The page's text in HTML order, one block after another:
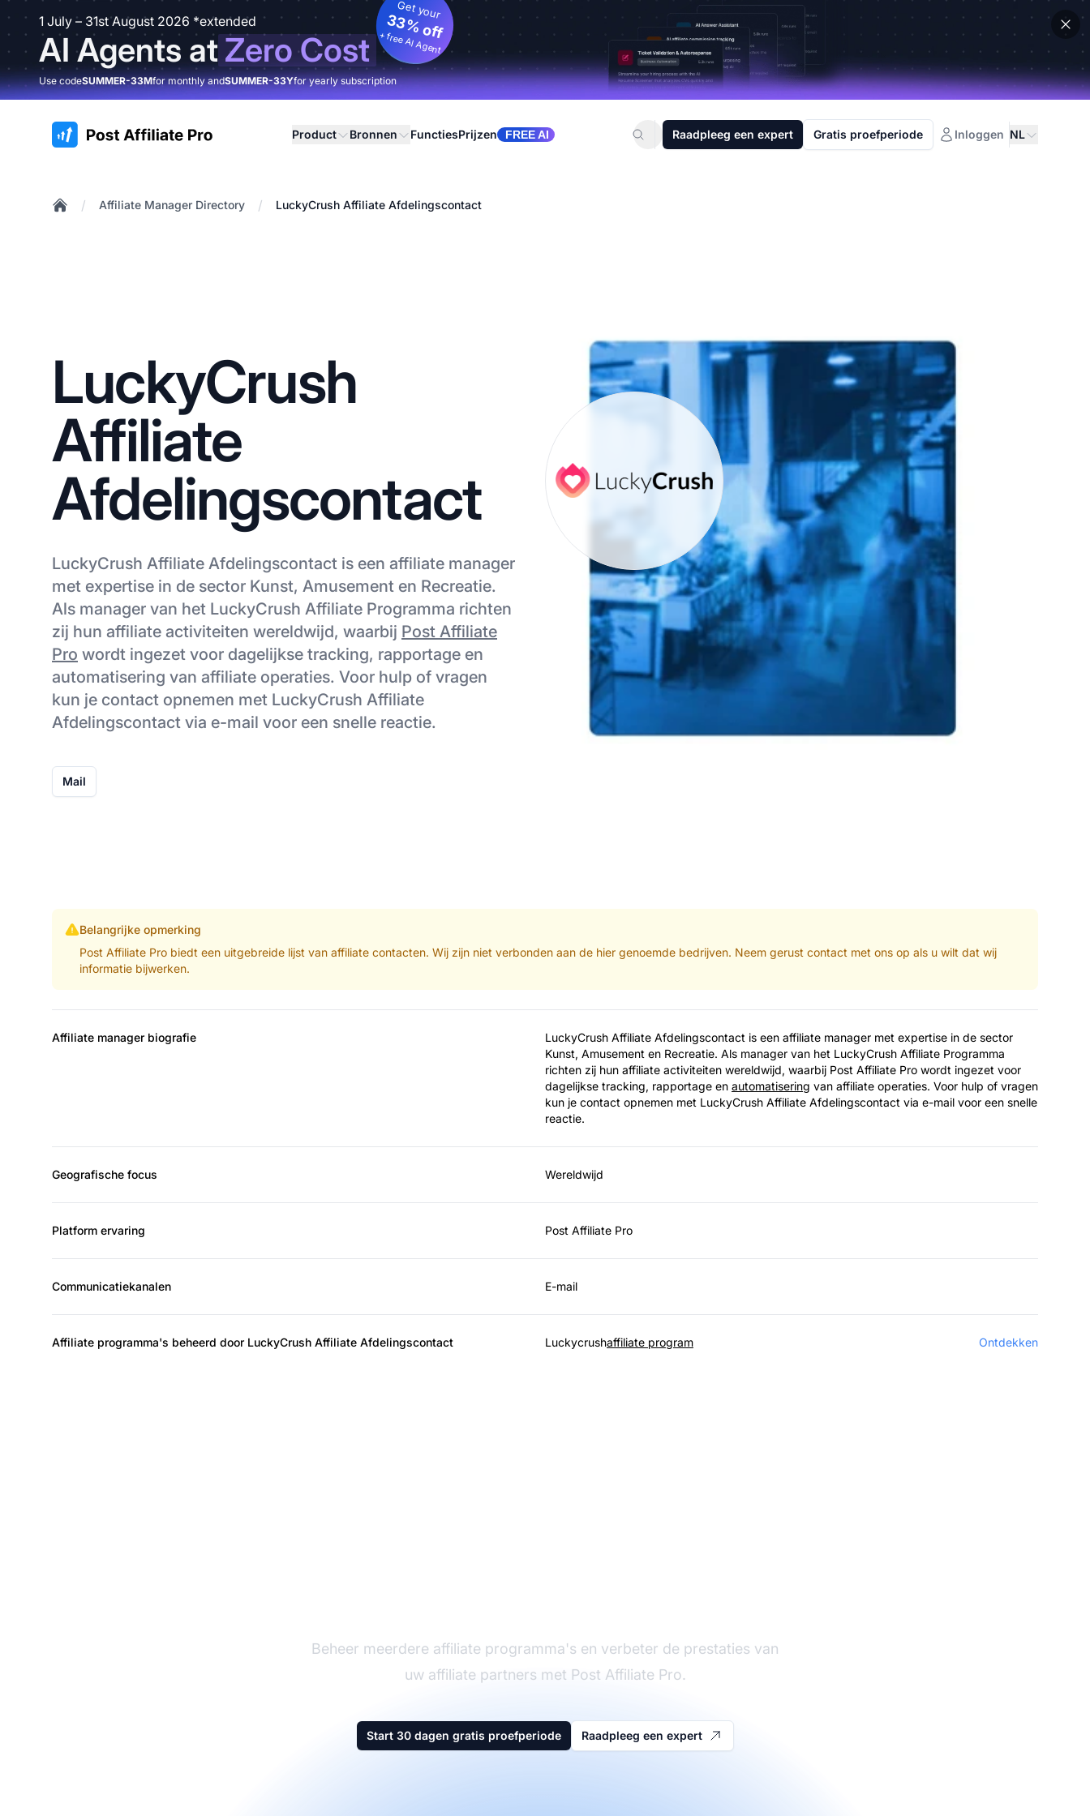
1 July – 31st August 2026 *extended
AI Agents atZero Cost
Get your
33% off
+ free AI Agent
Use codeSUMMER-33Mfor monthly andSUMMER-33Yfor yearly subscription
:site.title Product Bronnen FunctiesPrijzen FREE AI Raadpleeg een expert Gratis proefperiode Inloggen NL
/ Affiliate Manager Directory / LuckyCrush Affiliate Afdelingscontact
LuckyCrush
Affiliate
Afdelingscontact
LuckyCrush Affiliate Afdelingscontact is een affiliate manager
met expertise in de sector Kunst, Amusement en Recreatie.
Als manager van het LuckyCrush Affiliate Programma richten
zij hun affiliate activiteiten wereldwijd, waarbij Post Affiliate
Pro wordt ingezet voor dagelijkse tracking, rapportage en
automatisering van affiliate operaties. Voor hulp of vragen
kun je contact opnemen met LuckyCrush Affiliate
Afdelingscontact via e-mail voor een snelle reactie.
Mail
Belangrijke opmerking
Post Affiliate Pro biedt een uitgebreide lijst van affiliate contacten. Wij zijn niet verbonden aan de hier genoemde bedrijven. Neem gerust contact met ons op als u wilt dat wij
informatie bijwerken.
Affiliate manager biografie
LuckyCrush Affiliate Afdelingscontact is een affiliate manager met expertise in de sector
Kunst, Amusement en Recreatie. Als manager van het LuckyCrush Affiliate Programma
richten zij hun affiliate activiteiten wereldwijd, waarbij Post Affiliate Pro wordt ingezet voor
dagelijkse tracking, rapportage en automatisering van affiliate operaties. Voor hulp of vragen
kun je contact opnemen met LuckyCrush Affiliate Afdelingscontact via e-mail voor een snelle
reactie.
Geografische focus Wereldwijd
Platform ervaring Post Affiliate Pro
Communicatiekanalen E-mail
Affiliate programma's beheerd door LuckyCrush Affiliate Afdelingscontact Luckycrushaffiliate program Ontdekken
Beheer meerdere affiliate programma's en verbeter de prestaties van
uw affiliate partners met Post Affiliate Pro.
Start 30 dagen gratis proefperiode Raadpleeg een expert